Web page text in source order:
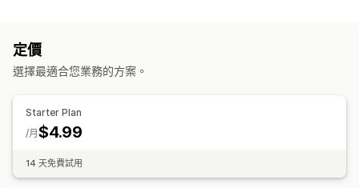
定價
選擇最適合您業務的方案。
Starter Plan
$4.99
/月
14 天免費試用